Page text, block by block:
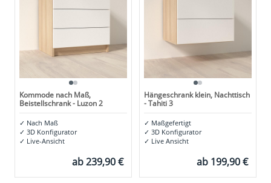
Kommode nach Maß,
Beistellschrank - Luzon 2
✓ Nach Maß
✓ 3D Konfigurator
✓ Live-Ansicht
ab239,90 €
Hängeschrank klein, Nachttisch
- Tahiti 3
✓ Maßgefertigt
✓ 3D Konfigurator
✓ Live Ansicht
ab 199,90 €